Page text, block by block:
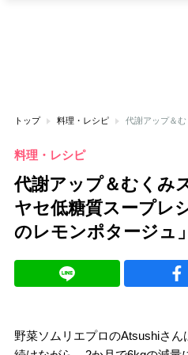
トップ 料理・レシピ
料理・レシピ
代謝アップ＆むくみ
ヤセ低糖質スープレ
のレモンポタージュ」
野菜ソムリエプロのAtsushiさ